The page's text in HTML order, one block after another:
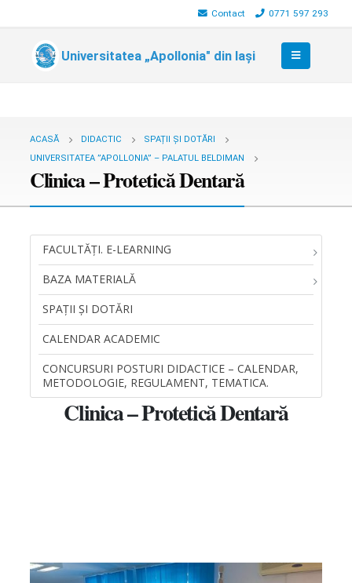
Contact 0771 597 293
Universitatea „Apollonia" din Iași
ACASĂ DIDACTIC
SPAȚII ȘI DOTĂRI
UNIVERSITATEA ”APOLLONIA” – PALATUL BELDIMAN
Clinica – Protetică Dentară
FACULTĂŢI. E-LEARNING
BAZA MATERIALĂ
SPAȚII ȘI DOTĂRI
CALENDAR ACADEMIC
CONCURSURI POSTURI DIDACTICE – CALENDAR,
METODOLOGIE, REGULAMENT, TEMATICA.
Clinica – Protetică Dentară